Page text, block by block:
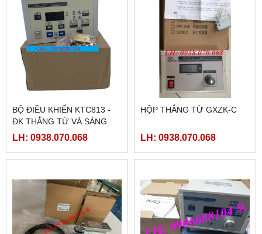
BỘ ĐIỀU KHIỂN KTC813 -
ĐK THẮNG TỪ VÀ SÀNG
BIÊN
LH: 0938.070.068
HỘP THẮNG TỪ GXZK-C
LH: 0938.070.068